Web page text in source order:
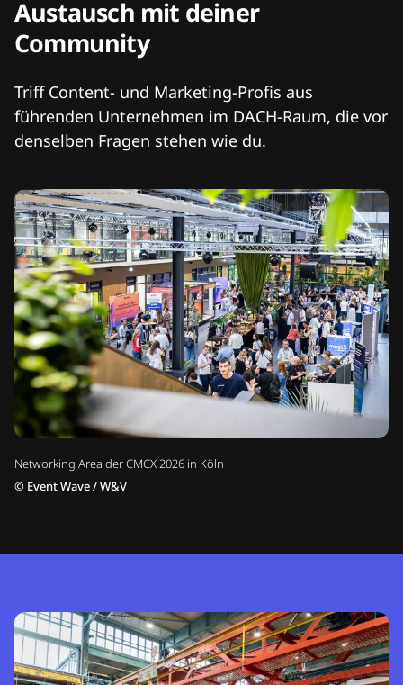
Networking Area der CMCX 2026 in Köln
© Event Wave / W&V
Austausch mit deiner
Community
Triff Content- und Marketing-Profis aus
führenden Unternehmen im DACH-Raum, die vor
denselben Fragen stehen wie du.